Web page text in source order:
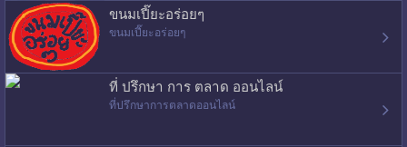
ขนมเปี๊ยะอร่อยๆ
ขนมเปี๊ยะอร่อยๆ
ที่ ปรึกษา การ ตลาด ออนไลน์
ที่ปรึกษาการตลาดออนไลน์